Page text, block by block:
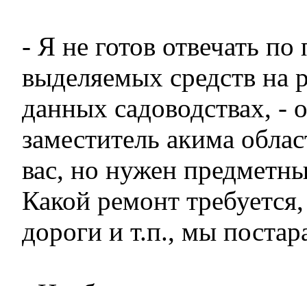
- Я не готов отвечать по
выделяемых средств на
данных садоводствах, -
заместитель акима
вас, но нужен
Какой ремонт
дороги и т.п., мы